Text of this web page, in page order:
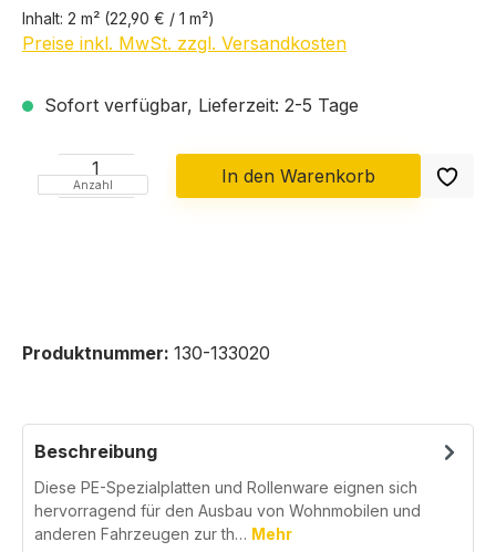
Inhalt: 2 m² (22,90 € / 1 m²)
Preise inkl. MwSt. zzgl. Versandkosten
Sofort verfügbar, Lieferzeit: 2-5 Tage
Anzahl In den Warenkorb
Produktnummer: 130-133020
Beschreibung
Diese PE-Spezialplatten und Rollenware eignen sich
hervorragend für den Ausbau von Wohnmobilen und
anderen Fahrzeugen zur th… Mehr